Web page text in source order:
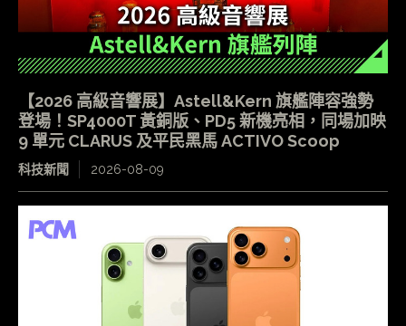
【2026 高級音響展】Astell&Kern 旗艦陣容強勢
登場！SP4000T 黃銅版、PD5 新機亮相，同場加映
9 單元 CLARUS 及平民黑馬 ACTIVO Scoop
科技新聞 2026-08-09